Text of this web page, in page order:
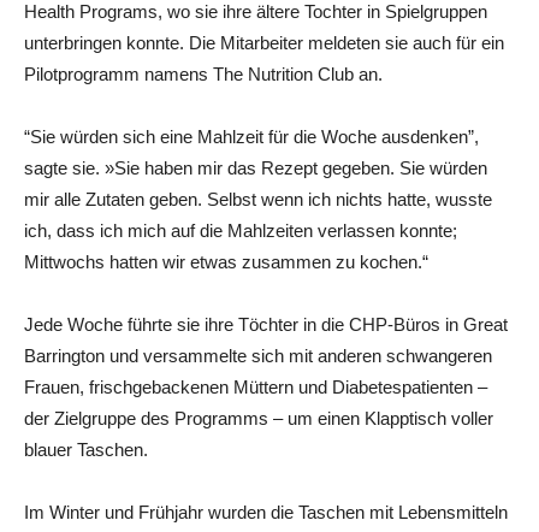
Health Programs, wo sie ihre ältere Tochter in Spielgruppen
unterbringen konnte. Die Mitarbeiter meldeten sie auch für ein
Pilotprogramm namens The Nutrition Club an.
“Sie würden sich eine Mahlzeit für die Woche ausdenken”,
sagte sie. »Sie haben mir das Rezept gegeben. Sie würden
mir alle Zutaten geben. Selbst wenn ich nichts hatte, wusste
ich, dass ich mich auf die Mahlzeiten verlassen konnte;
Mittwochs hatten wir etwas zusammen zu kochen.“
Jede Woche führte sie ihre Töchter in die CHP-Büros in Great
Barrington und versammelte sich mit anderen schwangeren
Frauen, frischgebackenen Müttern und Diabetespatienten –
der Zielgruppe des Programms – um einen Klapptisch voller
blauer Taschen.
Im Winter und Frühjahr wurden die Taschen mit Lebensmitteln